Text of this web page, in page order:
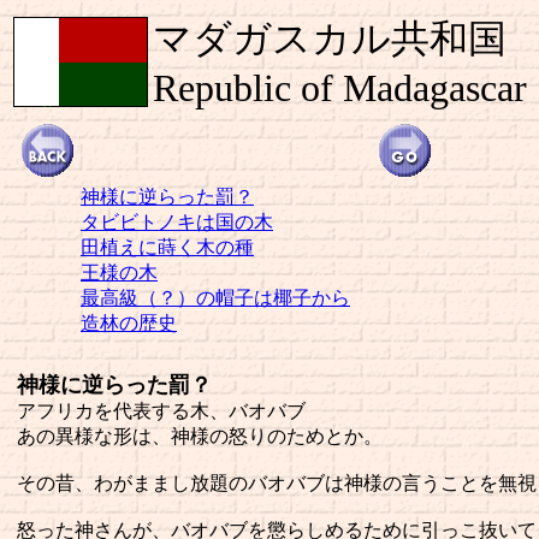
マダガスカル共和国
Republic of Madagascar
神様に逆らった罰？
タビビトノキは国の木
田植えに蒔く木の種
王様の木
最高級（？）の帽子は椰子から
造林の歴史
神様に逆らった罰？
アフリカを代表する木、バオバブ
あの異様な形は、神様の怒りのためとか。
その昔、わがままし放題のバオバブは神様の言うことを無視
怒った神さんが、バオバブを懲らしめるために引っこ抜い